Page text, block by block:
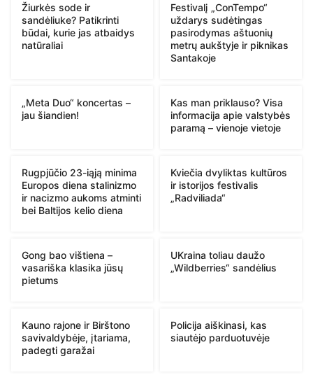
Žiurkės sode ir
sandėliuke? Patikrinti
būdai, kurie jas atbaidys
natūraliai
Festivalį „ConTempo“
uždarys sudėtingas
pasirodymas aštuonių
metrų aukštyje ir piknikas
Santakoje
„Meta Duo“ koncertas –
jau šiandien!
Kas man priklauso? Visa
informacija apie valstybės
paramą – vienoje vietoje
Rugpjūčio 23-iąją minima
Europos diena stalinizmo
ir nacizmo aukoms atminti
bei Baltijos kelio diena
Kviečia dvyliktas kultūros
ir istorijos festivalis
„Radviliada“
Gong bao vištiena –
vasariška klasika jūsų
pietums
UKraina toliau daužo
„Wildberries“ sandėlius
Kauno rajone ir Birštono
savivaldybėje, įtariama,
padegti garažai
Policija aiškinasi, kas
siautėjo parduotuvėje